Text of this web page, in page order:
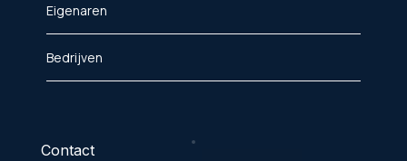
Eigenaren
Bedrijven
Contact